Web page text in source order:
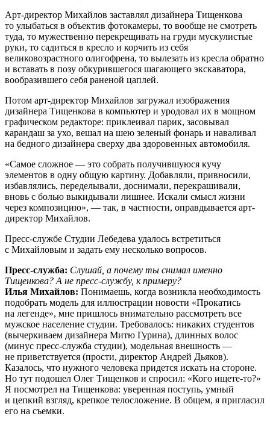
Арт-директор Михайлов заставлял дизайнера Тищенкова
то улыбаться в объектив фотокамеры, то вообще не смотреть
туда, то мужественно перекрещивать на груди мускулистые
руки, то садиться в кресло и корчить из себя
великовозрастного олигофрена, то вылезать из кресла обратно
и вставать в позу обкурившегося шагающего экскаватора,
вообразившего себя раненой цаплей.
Потом арт-директор Михайлов загружал изображения
дизайнера Тищенкова в компьютер и уродовал их в мощном
графическом редакторе: приклеивал парик, засовывал
карандаш за ухо, вешал на шею зеленый фонарь и наваливал
на бедного дизайнера сверху два здоровенных автомобиля.
«Самое сложное — это собрать получившуюся кучу
элементов в одну общую картину. Добавляли, привносили,
избавлялись, переделывали, доснимали, перекрашивали,
вновь с болью выкидывали лишнее. Искали смысл жизни
через композицию», — так, в частности, оправдывается арт-
директор Михайлов.
Пресс-службе Студии Лебедева удалось встретиться
с Михайловым и задать ему несколько вопросов.
Пресс-служба: Слушай, а почему ты снимал именно
Тищенкова? А не пресс-службу, к примеру?
Илья Михайлов: Понимаешь, когда возникла необходимость
подобрать модель для иллюстрации новости «Прокатись
на легенде», мне пришлось внимательно рассмотреть все
мужское население студии. Требовалось: никаких студентов
(вычеркиваем дизайнера Митю Гурина), длинных волос
(минус пресс-служба студии), модельная внешность —
не приветствуется (прости, директор Андрей Дьяков).
Казалось, что нужного человека придется искать на стороне.
Но тут подошел Олег Тищенков и спросил: «Кого ищете-то?»
Я посмотрел на Тищенкова: уверенная поступь, умный
и цепкий взгляд, крепкое телосложение. В общем, я пригласил
его на съемки.